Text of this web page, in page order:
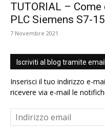
TUTORIAL –
PLC Siemens S7-
7 Novembre 2021
Iscriviti al blog tramite email
Inserisci il tuo indirizzo e-
ricevere via e-mail le
Indirizzo
email